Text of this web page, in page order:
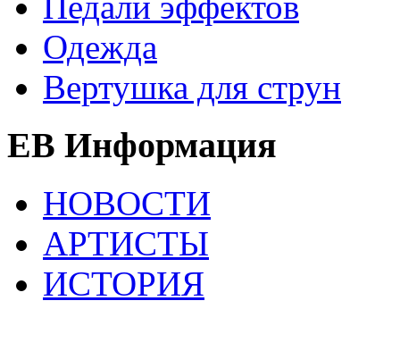
Одежда
Вертушка для струн
EB Информация
НОВОСТИ
АРТИСТЫ
ИСТОРИЯ